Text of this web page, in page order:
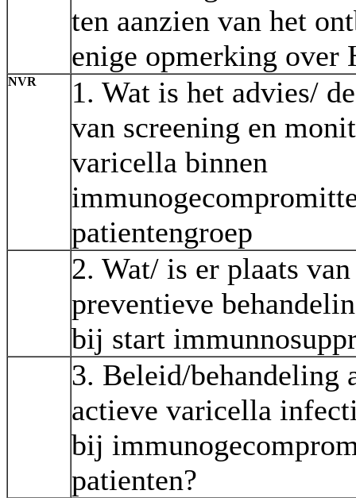
ten aanzien van het
enige opmerking over
NVR
1. Wat is het advies/
van screening en
varicella binnen
patientengroep
2. Wat/ is er plaats van
preventieve
bij start
3. Beleid/behandeling
actieve varicella
bij
patienten?